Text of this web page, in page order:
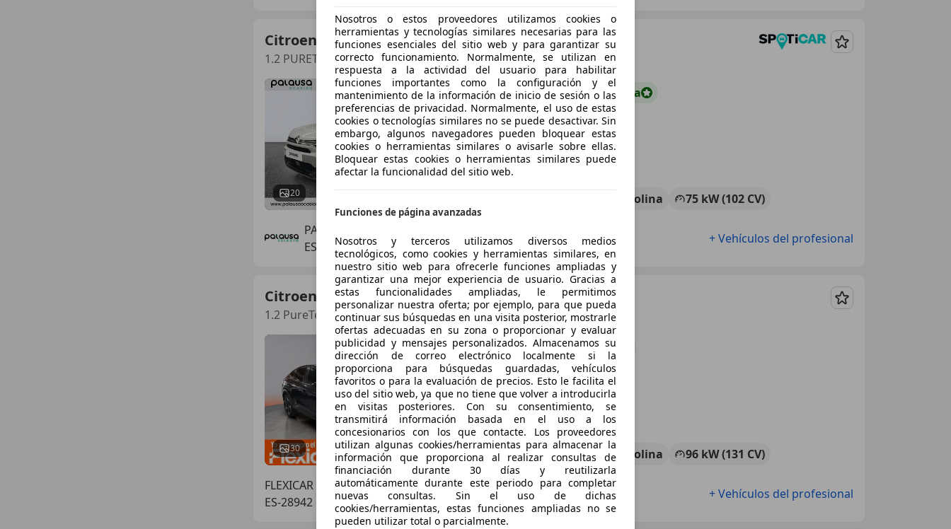
Citroen C4 X
1.2 PURETECH 100 YOU 100 4P
Guardar
20
€ 12.5001 Súper oferta
Gasolina
75 kW (102 CV)
PALAUSA ESLAUTO LEON VO
ES-24005 LEON
+ Vehículos del profesional
Citroen C4
1.2 PureTech Feel S&S 130
Guardar
30
€ 9.990 Súperoferta
05/2023 96.802 km Gasolina
96 kW (131 CV)
FLEXICAR GETAFE-FUENLABRADA
ES-28942 Fuenlabrada
+ Vehículos del profesional
Nosotros o estos proveedores utilizamos cookies o
herramientas y tecnologías similares necesarias para las
funciones esenciales del sitio web y para garantizar su
correcto funcionamiento. Normalmente, se utilizan en
respuesta a la actividad del usuario para habilitar
funciones importantes como la configuración y el
mantenimiento de la información de inicio de sesión o las
preferencias de privacidad. Normalmente, el uso de estas
cookies o tecnologías similares no se puede desactivar. Sin
embargo, algunos navegadores pueden bloquear estas
cookies o herramientas similares o avisarle sobre ellas.
Bloquear estas cookies o herramientas similares puede
afectar la funcionalidad del sitio web.
Funciones de página avanzadas
Nosotros y terceros utilizamos diversos medios
tecnológicos, como cookies y herramientas similares, en
nuestro sitio web para ofrecerle funciones ampliadas y
garantizar una mejor experiencia de usuario. Gracias a
estas funcionalidades ampliadas, le permitimos
personalizar nuestra oferta; por ejemplo, para que pueda
continuar sus búsquedas en una visita posterior, mostrarle
ofertas adecuadas en su zona o proporcionar y evaluar
publicidad y mensajes personalizados. Almacenamos su
dirección de correo electrónico localmente si la
proporciona para búsquedas guardadas, vehículos
favoritos o para la evaluación de precios. Esto le facilita el
uso del sitio web, ya que no tiene que volver a introducirla
en visitas posteriores. Con su consentimiento, se
transmitirá información basada en el uso a los
concesionarios con los que contacte. Los proveedores
utilizan algunas cookies/herramientas para almacenar la
información que proporciona al realizar consultas de
financiación durante 30 días y reutilizarla
automáticamente durante este periodo para completar
nuevas consultas. Sin el uso de dichas
cookies/herramientas, estas funciones ampliadas no se
pueden utilizar total o parcialmente.